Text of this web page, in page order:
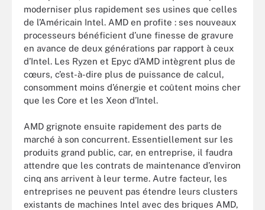
moderniser plus rapidement ses usines que celles
de l’Américain Intel. AMD en profite : ses nouveaux
processeurs bénéficient d’une finesse de gravure
en avance de deux générations par rapport à ceux
d’Intel. Les Ryzen et Epyc d’AMD intègrent plus de
cœurs, c’est-à-dire plus de puissance de calcul,
consomment moins d’énergie et coûtent moins cher
que les Core et les Xeon d’Intel.
AMD grignote ensuite rapidement des parts de
marché à son concurrent. Essentiellement sur les
produits grand public, car, en entreprise, il faudra
attendre que les contrats de maintenance d’environ
cinq ans arrivent à leur terme. Autre facteur, les
entreprises ne peuvent pas étendre leurs clusters
existants de machines Intel avec des briques AMD,